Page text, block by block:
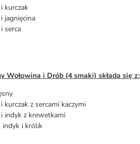
kurczak
jagnięcina
serca
Wołowina i Drób (4 smaki) składa się z:
kurczak z sercami kaczymi
indyk z krewetkami
indyk i królik